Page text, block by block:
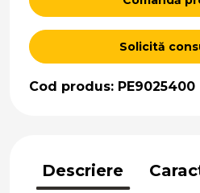
Solicită
Cod produs: PE9025400
Descriere